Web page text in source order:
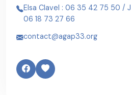
Elsa Clavel : 06 35 42 75 50 /
06 18 73 27 66
contact@agap33.org